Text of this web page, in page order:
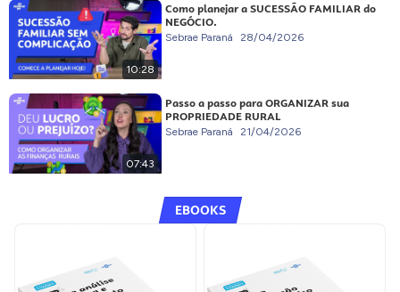
10:28
Como planejar a SUCESSÃO FAMILIAR do
NEGÓCIO.
Sebrae Paraná 28/04/2026
07:43
Passo a passo para ORGANIZAR sua
PROPRIEDADE RURAL
Sebrae Paraná 21/04/2026
EBOOKS